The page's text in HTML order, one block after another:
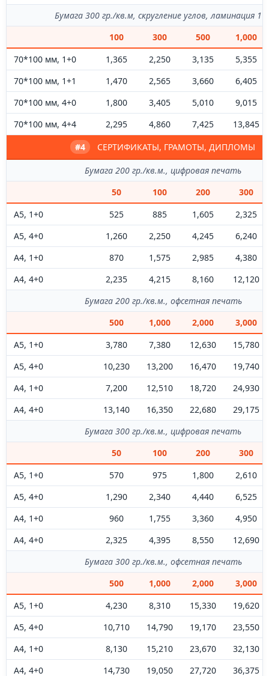
Бумага 300 гр./кв.м, скругление углов, ламинация
100
300 500
1,000
70*100 мм, 1+0
1,365 2,250 3,135
5,355
70*100 мм, 1+1
1,470 2,565 3,660
6,405
70*100 мм, 4+0
1,800 3,405 5,010
9,015
70*100 мм, 4+4
2,295 4,860 7,425
13,845
#4
СЕРТИФИКАТЫ, ГРАМОТЫ, ДИПЛОМЫ
Бумага 200 гр./кв.м., цифровая печать
50
100 200
300
А5, 1+0
525 885 1,605
2,325
А5, 4+0
1,260 2,250 4,245
6,240
А4, 1+0
870 1,575 2,985
4,380
А4, 4+0
2,235 4,215 8,160
12,120
Бумага 200 гр./кв.м., офсетная печать
500
1,000 2,000
3,000
А5, 1+0
3,780 7,380 12,630
15,780
А5, 4+0
10,230 13,200 16,470
19,740
А4, 1+0
7,200 12,510 18,720
24,930
А4, 4+0
13,140 16,350 22,680
29,175
Бумага 300 гр./кв.м., цифровая печать
50
100 200
300
А5, 1+0
570 975 1,800
2,610
А5, 4+0
1,290 2,340 4,440
6,525
А4, 1+0
960 1,755 3,360
4,950
А4, 4+0
2,325 4,395 8,550
12,690
Бумага 300 гр./кв.м., офсетная печать
500
1,000 2,000
3,000
А5, 1+0
4,230 8,310 15,330
19,620
А5, 4+0
10,710 14,790 19,170
23,550
А4, 1+0
8,130 15,210 23,670
32,130
А4, 4+0
14,730 19,050 27,720 36,375